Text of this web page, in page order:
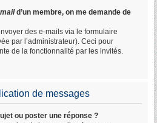
d’un membre, on me demande de
des e-mails via le formulaire
par l’administrateur). Ceci pour
de la fonctionnalité par les invités.
de messages
ou poster une réponse ?